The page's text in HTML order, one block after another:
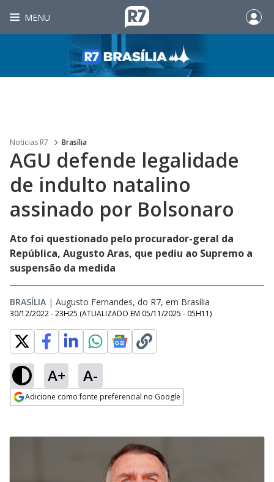
MENU
Noticias R7 Brasília
AGU defende legalidade
de indulto natalino
assinado por Bolsonaro
Ato foi questionado pelo procurador-geral da
República, Augusto Aras, que pediu ao Supremo a
suspensão da medida
BRASÍLIA | Augusto Fernandes, do R7, em Brasília
30/12/2022 - 23H25 (ATUALIZADO EM 05/11/2025 - 05H11)
A+ A-
Adicione como fonte preferencial no Google